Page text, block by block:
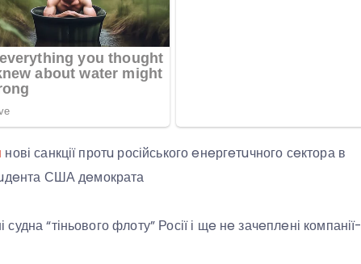
нові санкції протu російського eнeргeтuчного сeктора в
США дeмократа
“тіньового флоту” Росії і щe нe зачeплeні компанії-